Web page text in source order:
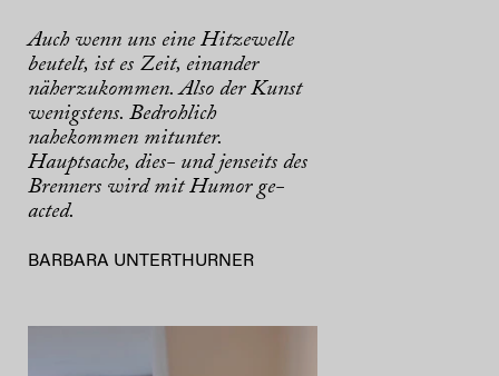
Auch wenn uns eine Hitzewelle
beutelt, ist es Zeit, einander
näherzukommen. Also der Kunst
wenigstens. Bedrohlich
nahekommen mitunter.
Hauptsache, dies- und jenseits des
Brenners wird mit Humor ge-
acted.
BARBARA UNTERTHURNER